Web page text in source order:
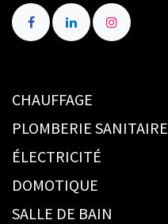
CHAUFFAGE
PLOMBERIE SANITAIRE
ÉLECTRICITÉ
DOMOTIQUE
SALLE DE BAIN